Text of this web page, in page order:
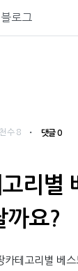
로그
수 8 ・ 댓글 0
리별
까요?
테고리별 베